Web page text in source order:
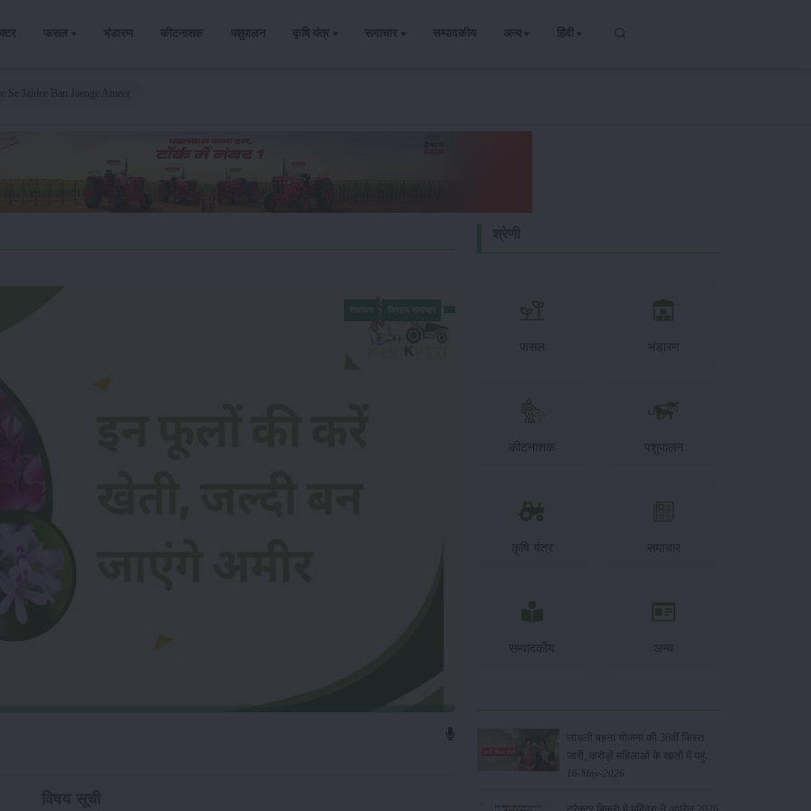
फसल भंडारण कीटनाशक पशुपालन कृषि यंत्र समाचार सम्पादकीय अन्य हिंदी
फसल भंडारण
कीटनाशक पशुपालन
कृषि यंत्र समाचार
सम्पादकीय अन्य
लाड़ली बहना योजना की 36वीं किस्त
जारी, करोड़ों महिलाओं के खातों में पहुंचे
1500 रुपये
16-May-2026